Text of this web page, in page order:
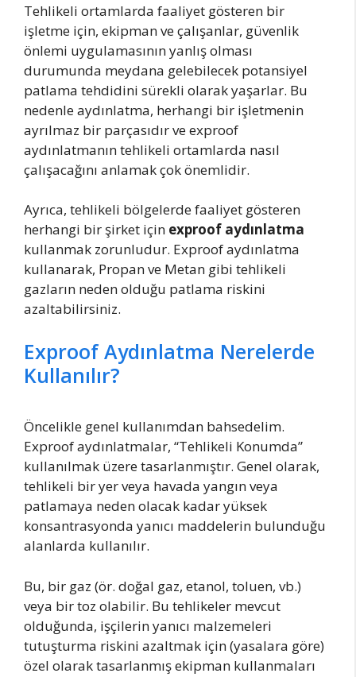
Tehlikeli ortamlarda faaliyet gösteren bir
işletme için, ekipman ve çalışanlar, güvenlik
önlemi uygulamasının yanlış olması
durumunda meydana gelebilecek potansiyel
patlama tehdidini sürekli olarak yaşarlar. Bu
nedenle aydınlatma, herhangi bir işletmenin
ayrılmaz bir parçasıdır ve exproof
aydınlatmanın tehlikeli ortamlarda nasıl
çalışacağını anlamak çok önemlidir.
Ayrıca, tehlikeli bölgelerde faaliyet gösteren
herhangi bir şirket için exproof aydınlatma
kullanmak zorunludur. Exproof aydınlatma
kullanarak, Propan ve Metan gibi tehlikeli
gazların neden olduğu patlama riskini
azaltabilirsiniz.
Exproof Aydınlatma Nerelerde
Kullanılır?
Öncelikle genel kullanımdan bahsedelim.
Exproof aydınlatmalar, “Tehlikeli Konumda”
kullanılmak üzere tasarlanmıştır. Genel olarak,
tehlikeli bir yer veya havada yangın veya
patlamaya neden olacak kadar yüksek
konsantrasyonda yanıcı maddelerin bulunduğu
alanlarda kullanılır.
Bu, bir gaz (ör. doğal gaz, etanol, toluen, vb.)
veya bir toz olabilir. Bu tehlikeler mevcut
olduğunda, işçilerin yanıcı malzemeleri
tutuşturma riskini azaltmak için (yasalara göre)
özel olarak tasarlanmış ekipman kullanmaları